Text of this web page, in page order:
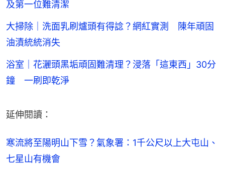
及第一位難清潔
大掃除｜洗面乳刷爐頭有得諗？網紅實測 陳年頑固
油漬統統消失
浴室｜花灑頭黑垢頑固難清理？浸落「這東西」30分
鐘 一刷即乾淨
延伸閱讀：
寒流將至陽明山下雪？氣象署：1千公尺以上大屯山、
七星山有機會